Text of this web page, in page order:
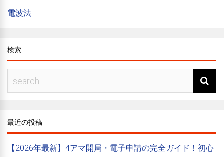
電波法
検索
最近の投稿
【2026年最新】4アマ開局・電子申請の完全ガイド！初心